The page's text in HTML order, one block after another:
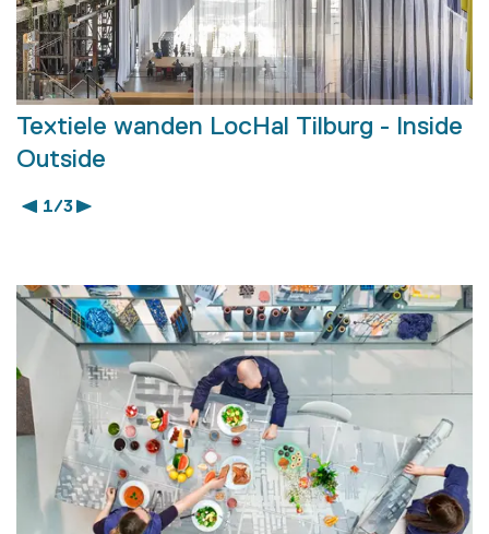
Textiele wanden LocHal Tilburg - Inside
Outside
1 / 3